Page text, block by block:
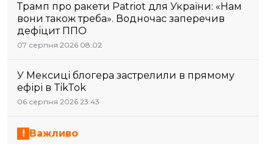
Трамп про ракети Patriot для України: «Нам
вони також треба». Водночас заперечив
дефіцит ППО
07 серпня 2026 08:02
У Мексиці блогера застрелили в прямому
ефірі в TikTok
06 серпня 2026 23:43
Важливо